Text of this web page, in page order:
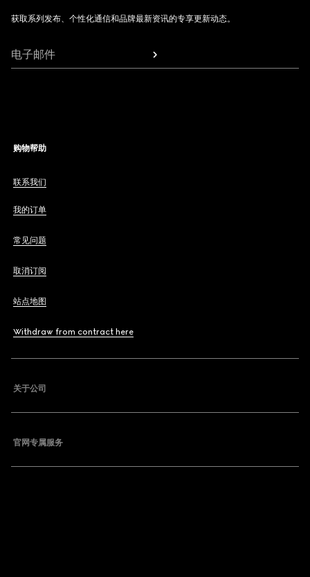
获取系列发布、个性化通信和品牌最新资讯的专享更新动态。
电子邮件
购物帮助
联系我们
我的订单
常见问题
取消订阅
站点地图
Withdraw from contract here
关于公司
官网专属服务